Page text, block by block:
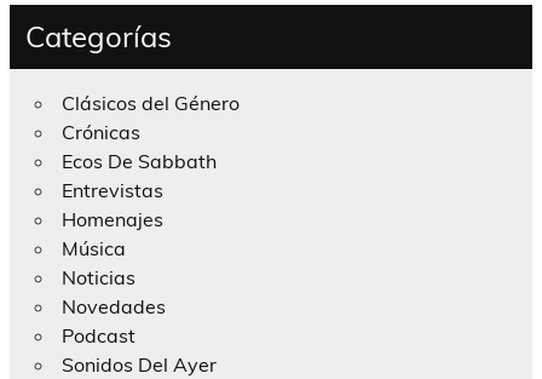
Categorías
Clásicos del Género
Crónicas
Ecos De Sabbath
Entrevistas
Homenajes
Música
Noticias
Novedades
Podcast
Sonidos Del Ayer